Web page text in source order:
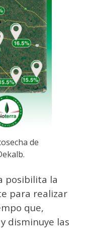
de
posibilita la
para realizar
que,
disminuye las